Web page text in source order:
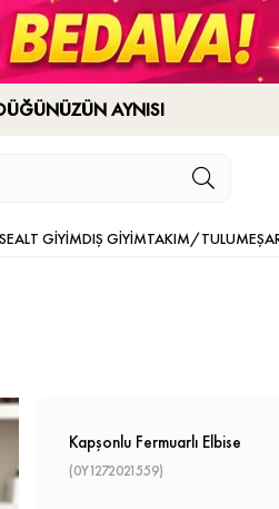
AYNISI
ALT GİYİMDIŞ GİYİMTAKIM/TULUM
Kapşonlu Fermuarlı Elbise
(0Y1272021559)